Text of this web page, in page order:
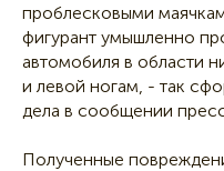
проблесковыми
фигурант умышленно
автомобиля в области
и левой ногам, - так
дела в сообщении
Полученные